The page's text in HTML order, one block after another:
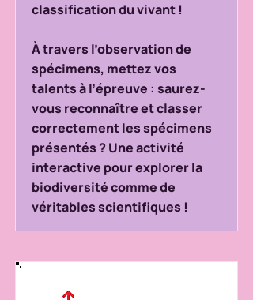
classification du vivant !
À travers l’observation de
spécimens, mettez vos
talents à l’épreuve : saurez-
vous reconnaître et classer
correctement les spécimens
présentés ? Une activité
interactive pour explorer la
biodiversité comme de
véritables scientifiques !